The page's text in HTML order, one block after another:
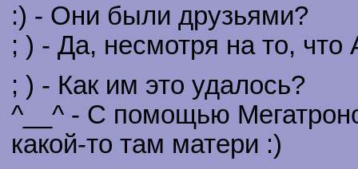
:) - Они были друзьями?
; ) - Да, несмотря на то, что
; ) - Как им это удалось?
^__^ - С помощью
какой-то там матери :)